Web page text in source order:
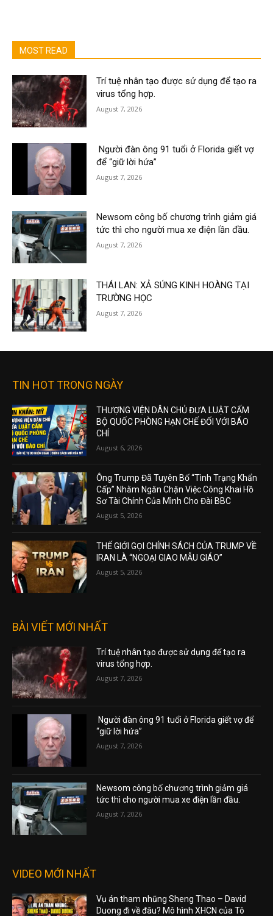
MOST READ
Trí tuệ nhân tạo được sử dụng để tạo ra
virus tổng hợp.
August 7, 2026
Người đàn ông 91 tuổi ở Florida giết vợ
để “giữ lời hứa”
August 7, 2026
Newsom công bố chương trình giảm giá
tức thì cho người mua xe điện lần đầu.
August 7, 2026
THÁI LAN: XẢ SÚNG KINH HOÀNG TẠI
TRƯỜNG HỌC
August 7, 2026
TIN HOT TRONG NGÀY
THƯỢNG VIỆN DÂN CHỦ ĐƯA LUẬT CẤM
BỘ QUỐC PHÒNG HẠN CHẾ ĐỐI VỚI BÁO
CHÍ
August 6, 2026
Ông Trump Đã Tuyên Bố “Tình Trạng Khẩn
Cấp” Nhằm Ngăn Chặn Việc Công Khai Hồ
Sơ Tài Chính Của Mình Cho Đài BBC
August 5, 2026
THẾ GIỚI GỌI CHÍNH SÁCH CỦA TRUMP VỀ
IRAN LÀ “NGOẠI GIAO MẪU GIÁO”
August 5, 2026
BÀI VIẾT MỚI NHẤT
Trí tuệ nhân tạo được sử dụng để tạo ra
virus tổng hợp.
August 7, 2026
Người đàn ông 91 tuổi ở Florida giết vợ để
“giữ lời hứa”
August 7, 2026
Newsom công bố chương trình giảm giá
tức thì cho người mua xe điện lần đầu.
August 7, 2026
VIDEO MỚI NHẤT
Vụ án tham nhũng Sheng Thao – David
Duong đi về đâu? Mô hình XHCN của Tô